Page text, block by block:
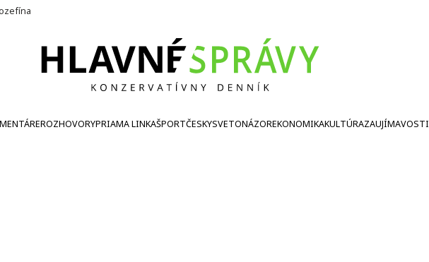
ROZHOVORYPRIAMA LINKAŠPORTČESKYSVETONÁZOREKONOMIKAKULTÚRAZAUJÍMAVOSTI